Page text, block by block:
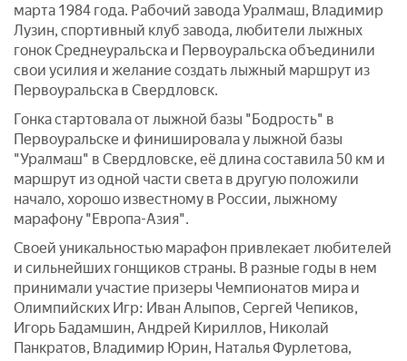
марта 1984 года. Рабочий завода Уралмаш, Владимир
Лузин, спортивный клуб завода, любители лыжных
гонок Среднеуральска и Первоуральска объединили
свои усилия и желание создать лыжный маршрут из
Первоуральска в Свердловск.
Гонка стартовала от лыжной базы "Бодрость" в
Первоуральске и финишировала у лыжной базы
"Уралмаш" в Свердловске, её длина составила 50 км и
маршрут из одной части света в другую положили
начало, хорошо известному в России, лыжному
марафону "Европа-Азия".
Своей уникальностью марафон привлекает любителей
и сильнейших гонщиков страны. В разные годы в нем
принимали участие призеры Чемпионатов мира и
Олимпийских Игр: Иван Алыпов, Сергей Чепиков,
Игорь Бадамшин, Андрей Кириллов, Николай
Панкратов, Владимир Юрин, Наталья Фурлетова,